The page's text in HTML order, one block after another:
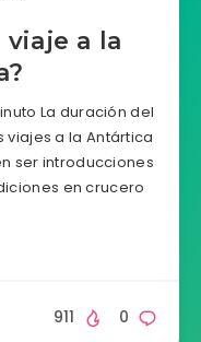
a la
La duración del
viajes a la Antártica
ser introducciones
en crucero
0
911